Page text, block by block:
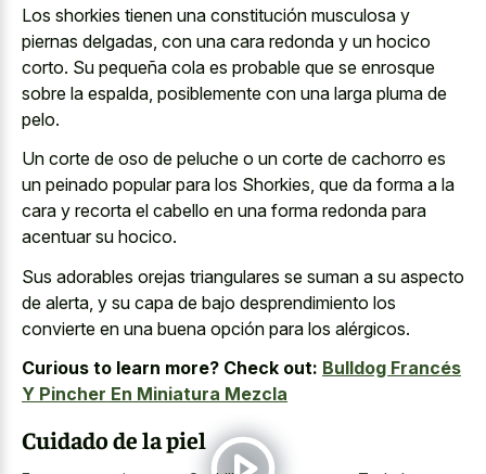
Los shorkies tienen una constitución musculosa y
piernas delgadas, con una cara redonda y un hocico
corto. Su pequeña cola es probable que se enrosque
sobre la espalda, posiblemente con una larga pluma de
pelo.
Un corte de oso de peluche o un corte de cachorro es
un peinado popular para los Shorkies, que da forma a la
cara y recorta el cabello en una forma redonda para
acentuar su hocico.
Sus adorables orejas triangulares se suman a su aspecto
de alerta, y su capa de bajo desprendimiento los
convierte en una buena opción para los alérgicos.
Curious to learn more? Check out: Bulldog Francés
Y Pincher En Miniatura Mezcla
Cuidado de la piel